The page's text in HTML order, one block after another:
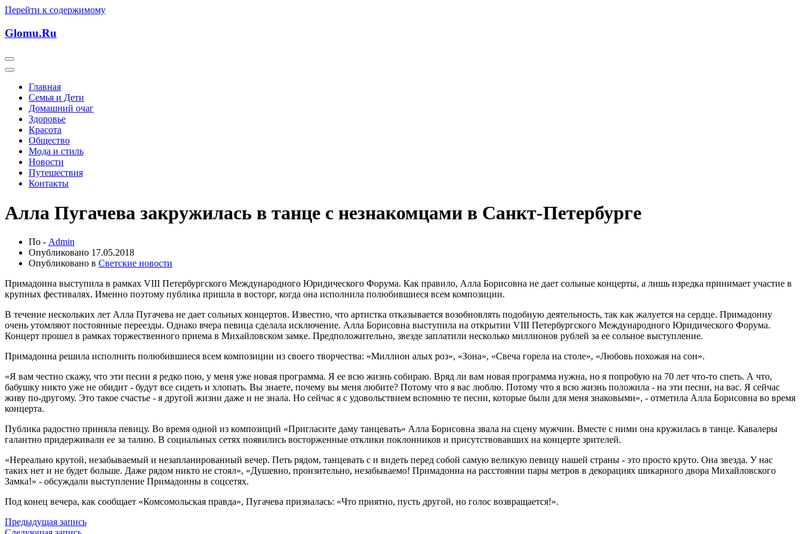
Перейти к содержимому
Glomu.Ru
Главная
Семья и Дети
Домашний очаг
Здоровье
Красота
Общество
Мода и стиль
Новости
Путешествия
Контакты
Алла Пугачева закружилась в танце с незнакомцами в Санкт-Петербурге
По - Admin
Опубликовано 17.05.2018
Опубликовано в Светские новости
Примадонна выступила в рамках VIII Петербургского Международного Юридического Форума. Как правило, Алла Борисовна не дает сольные концерты, а лишь изредка принимает участие в
крупных фестивалях. Именно поэтому публика пришла в восторг, когда она исполнила полюбившиеся всем композиции.
В течение нескольких лет Алла Пугачева не дает сольных концертов. Известно, что артистка отказывается возобновлять подобную деятельность, так как жалуется на сердце. Примадонну
очень утомляют постоянные переезды. Однако вчера певица сделала исключение. Алла Борисовна выступила на открытии VIII Петербургского Международного Юридического Форума.
Концерт прошел в рамках торжественного приема в Михайловском замке. Предположительно, звезде заплатили несколько миллионов рублей за ее сольное выступление.
Примадонна решила исполнить полюбившиеся всем композиции из своего творчества: «Миллион алых роз», «Зона», «Свеча горела на столе», «Любовь похожая на сон».
«Я вам честно скажу, что эти песни я редко пою, у меня уже новая программа. Я ее всю жизнь собираю. Вряд ли вам новая программа нужна, но я попробую на 70 лет что-то спеть. А что,
бабушку никто уже не обидит - будут все сидеть и хлопать. Вы знаете, почему вы меня любите? Потому что я вас люблю. Потому что я всю жизнь положила - на эти песни, на вас. Я сейчас
живу по-другому. Это такое счастье - я другой жизни даже и не знала. Но сейчас я с удовольствием вспомню те песни, которые были для меня знаковыми», - отметила Алла Борисовна во время
концерта.
Публика радостно приняла певицу. Во время одной из композиций «Пригласите даму танцевать» Алла Борисовна звала на сцену мужчин. Вместе с ними она кружилась в танце. Кавалеры
галантно придерживали ее за талию. В социальных сетях появились восторженные отклики поклонников и присутствовавших на концерте зрителей.
«Нереально крутой, незабываемый и незапланированный вечер. Петь рядом, танцевать с и видеть перед собой самую великую певицу нашей страны - это просто круто. Она звезда. У нас
таких нет и не будет больше. Даже рядом никто не стоял», «Душевно, пронзительно, незабываемо! Примадонна на расстоянии пары метров в декорациях шикарного двора Михайловского
Замка!» - обсуждали выступление Примадонны в соцсетях.
Под конец вечера, как сообщает «Комсомольская правда», Пугачева призналась: «Что приятно, пусть другой, но голос возвращается!».
Предыдущая запись